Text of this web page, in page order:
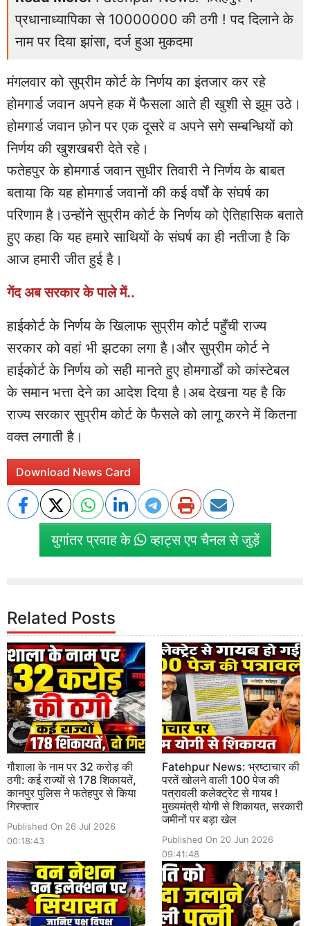
प्रधानाध्यापिका से 10000000 की ठगी ! पद दिलाने के
नाम पर दिया झांसा, दर्ज हुआ मुकदमा
मंगलवार को सुप्रीम कोर्ट के निर्णय का इंतजार कर रहे
होमगार्ड जवान अपने हक में फैसला आते ही खुशी से झूम उठे।
होमगार्ड जवान फ़ोन पर एक दूसरे व अपने सगे सम्बन्धियों को
निर्णय की खुशखबरी देते रहे।
फतेहपुर के होमगार्ड जवान सुधीर तिवारी ने निर्णय के बाबत
बताया कि यह होमगार्ड जवानों की कई वर्षों के संघर्ष का
परिणाम है।उन्होंने सुप्रीम कोर्ट के निर्णय को ऐतिहासिक बताते
हुए कहा कि यह हमारे साथियों के संघर्ष का ही नतीजा है कि
आज हमारी जीत हुई है।
गेंद अब सरकार के पाले में..
हाईकोर्ट के निर्णय के खिलाफ सुप्रीम कोर्ट पहुँची राज्य
सरकार को वहां भी झटका लगा है।और सुप्रीम कोर्ट ने
हाईकोर्ट के निर्णय को सही मानते हुए होमगार्डों को कांस्टेबल
के समान भत्ता देने का आदेश दिया है।अब देखना यह है कि
राज्य सरकार सुप्रीम कोर्ट के फैसले को लागू करने में कितना
वक्त लगाती है।
Download News Card
युगांतर प्रवाह के व्हाट्स एप चैनल से जुड़ें
Related Posts
गौशाला के नाम पर 32 करोड़ की
ठगी: कई राज्यों से 178 शिकायतें,
कानपुर पुलिस ने फतेहपुर से किया
गिरफ्तार
Published On 26 Jul 2026
00:18:43
Fatehpur News: भ्रष्टाचार की
परतें खोलने वाली 100 पेज की
पत्रावली कलेक्ट्रेट से गायब !
मुख्यमंत्री योगी से शिकायत, सरकारी
जमीनों पर बड़ा खेल
Published On 20 Jun 2026
09:41:48